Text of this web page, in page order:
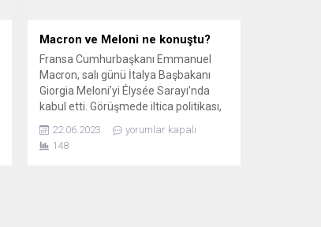
Macron ve Meloni ne konuştu?
Fransa Cumhurbaşkanı Emmanuel
Macron, salı günü İtalya Başbakanı
Giorgia Meloni’yi Élysée Sarayı’nda
kabul etti. Görüşmede iltica politikası,
her iki tarafın da hayli samimi olduğu
gözlemlendi. Yorumcular, iki lideri
22.06.2023
yorumlar kapalı
148